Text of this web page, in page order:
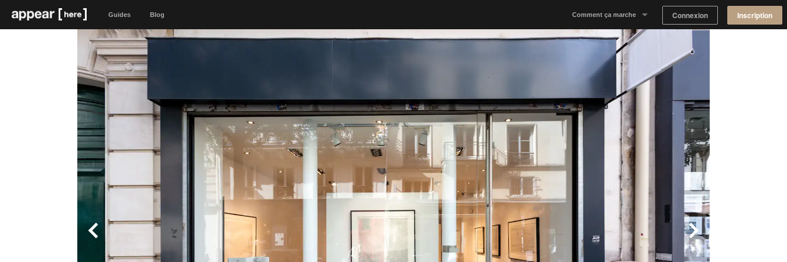
Guides Blog Comment ça marche
Notre concept
Proposer un espace
Trouver un espace
Tableau de Bord Propriétaire
Connexion Inscription